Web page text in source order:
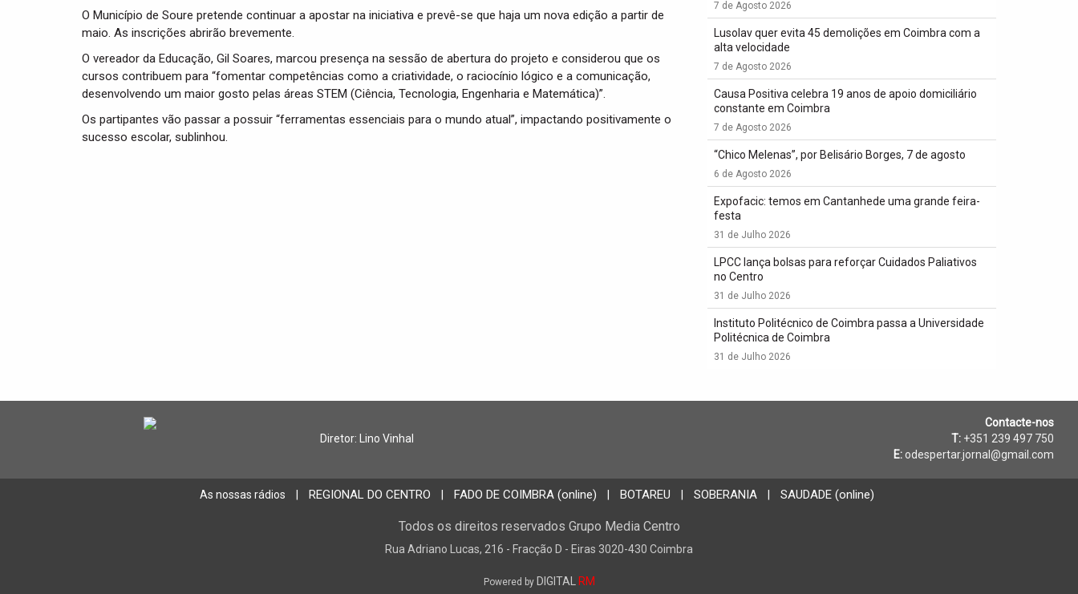
O Município de Soure pretende continuar a apostar na iniciativa e prevê-se que haja um nova edição a partir de
maio. As inscrições abrirão brevemente.
O vereador da Educação, Gil Soares, marcou presença na sessão de abertura do projeto e considerou que os
cursos contribuem para “fomentar competências como a criatividade, o raciocínio lógico e a comunicação,
desenvolvendo um maior gosto pelas áreas STEM (Ciência, Tecnologia, Engenharia e Matemática)”.
Os partipantes vão passar a possuir “ferramentas essenciais para o mundo atual”, impactando positivamente o
sucesso escolar, sublinhou.
7 de Agosto 2026
Lusolav quer evita 45 demolições em Coimbra com a
alta velocidade
7 de Agosto 2026
Causa Positiva celebra 19 anos de apoio domiciliário
constante em Coimbra
7 de Agosto 2026
“Chico Melenas”, por Belisário Borges, 7 de agosto
6 de Agosto 2026
Expofacic: temos em Cantanhede uma grande feira-
festa
31 de Julho 2026
LPCC lança bolsas para reforçar Cuidados Paliativos
no Centro
31 de Julho 2026
Instituto Politécnico de Coimbra passa a Universidade
Politécnica de Coimbra
31 de Julho 2026
Diretor: Lino Vinhal
Contacte-nos
T: +351 239 497 750
E: odespertar.jornal@gmail.com
As nossas rádios | REGIONAL DO CENTRO | FADO DE COIMBRA (online) | BOTAREU | SOBERANIA | SAUDADE (online)
Todos os direitos reservados Grupo Media Centro
Rua Adriano Lucas, 216 - Fracção D - Eiras 3020-430 Coimbra
Powered byDIGITAL RM